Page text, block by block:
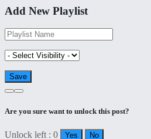
Add New Playlist
Are you sure want to unlock this post?
Unlock left : 0 Yes No